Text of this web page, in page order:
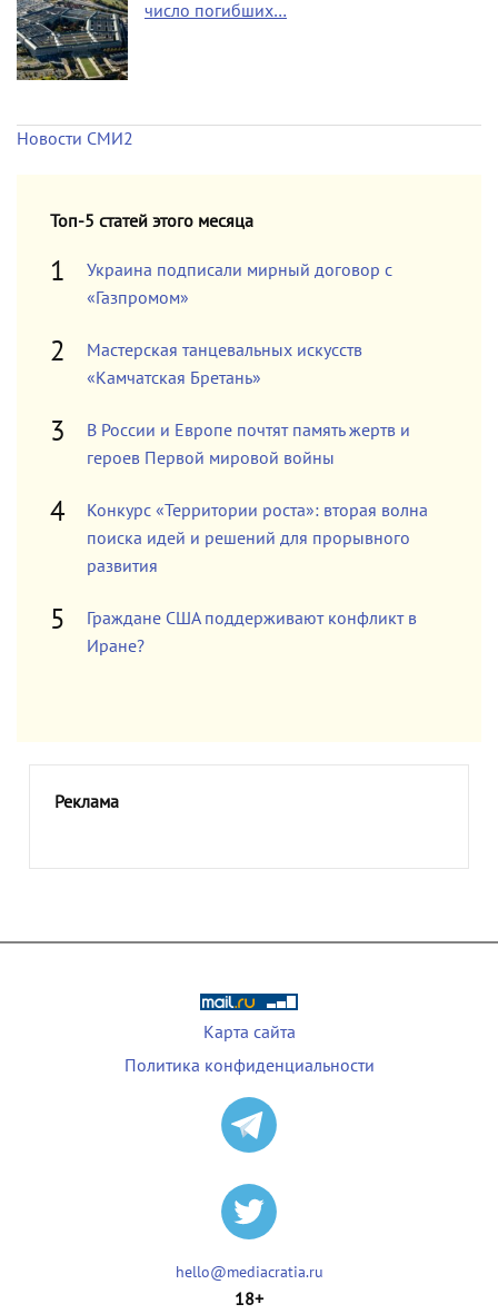
число погибших…
Новости СМИ2
Топ-5 статей этого месяца
Украина подписали мирный договор с
«Газпромом»
Мастерская танцевальных искусств
«Камчатская Бретань»
В России и Европе почтят память жертв и
героев Первой мировой войны
Конкурс «Территории роста»: вторая волна
поиска идей и решений для прорывного
развития
Граждане США поддерживают конфликт в
Иране?
Реклама
Карта сайта
Политика конфиденциальности
hello@mediacratia.ru
18+